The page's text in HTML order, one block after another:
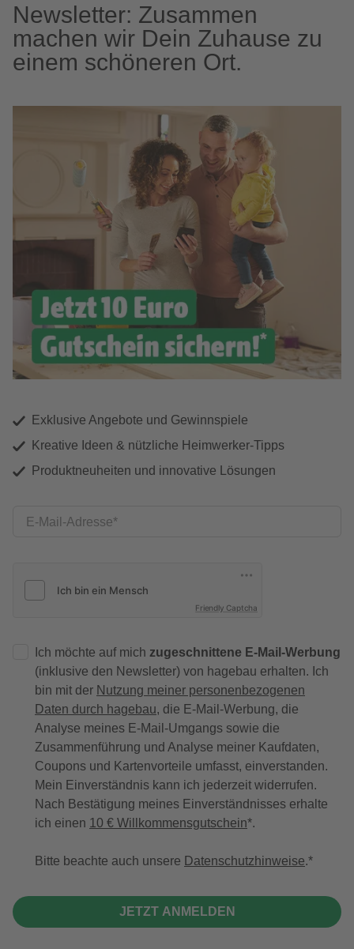
Newsletter: Zusammen
machen wir Dein Zuhause zu
einem schöneren Ort.
Exklusive Angebote und Gewinnspiele
Kreative Ideen & nützliche Heimwerker-Tipps
Produktneuheiten und innovative Lösungen
E-Mail-Adresse
Friendly Captcha
Ich möchte auf mich zugeschnittene E-Mail-Werbung
(inklusive den Newsletter) von hagebau erhalten. Ich
bin mit der Nutzung meiner personenbezogenen
Daten durch hagebau, die E-Mail-Werbung, die
Analyse meines E-Mail-Umgangs sowie die
Zusammenführung und Analyse meiner Kaufdaten,
Coupons und Kartenvorteile umfasst, einverstanden.
Mein Einverständnis kann ich jederzeit widerrufen.
Nach Bestätigung meines Einverständnisses erhalte
ich einen 10 € Willkommensgutschein*.
Bitte beachte auch unsere Datenschutzhinweise.
JETZT ANMELDEN